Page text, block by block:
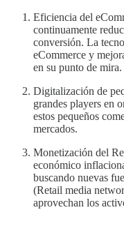
Eficiencia del
continuamente
conversión. La
eCommerce y
en su punto de mira.
Digitalización de
grandes players en
estos pequeños
mercados.
Monetización del
económico
buscando nuevas
(Retail media
aprovechan los